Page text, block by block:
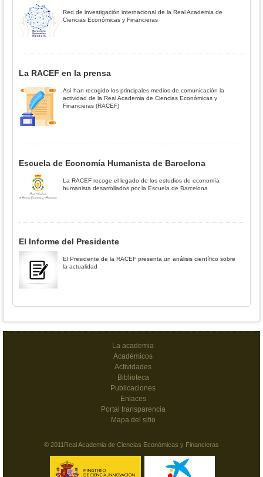
Red de investigación internacional de la Real Academia de
Ciencias Económicas y Financieras
La RACEF en la prensa
Así han recogido los principales medios de comunicación la
actividad de la Real Academia de Ciencias Económicas y
Financieras (RACEF)
Escuela de Economía Humanista de Barcelona
La RACEF recoge el legado de los estudios de economía
humanista desarrollados por la Escuela de Barcelona
El Informe del Presidente
El Presidente de la RACEF presenta un análisis científico sobre
la actualidad
La academia
Académicos
Actividades
Biblioteca
Publicaciones
Enlaces
Portal transparencia
Mapa del sitio
© 2011Real Academia de Ciencias Económicas y Financieras